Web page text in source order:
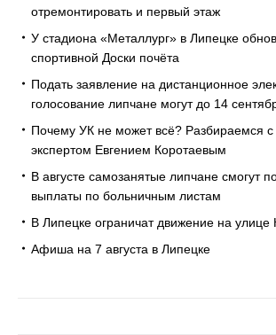
отремонтировать и первый этаж
У стадиона «Металлург» в Липецке
спортивной Доски почёта
Подать заявление на дистанционное
голосование липчане могут до 14
Почему УК не может всё? Разбираемся
экспертом Евгением Коротаевым
В августе самозанятые липчане смогут
выплаты по больничным листам
В Липецке ограничат движение на улице
Афиша на 7 августа в Липецке